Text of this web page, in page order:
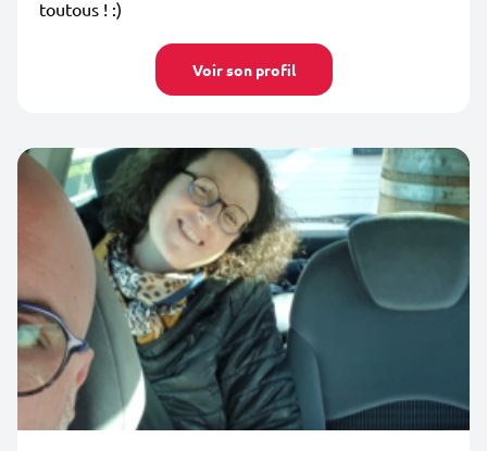
toutous ! :)
Voir son profil